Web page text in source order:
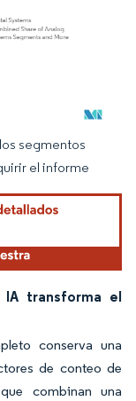
según CC BY 4.0.
segmentos
el informe
transforma el
conserva una
de conteo de
combinan una